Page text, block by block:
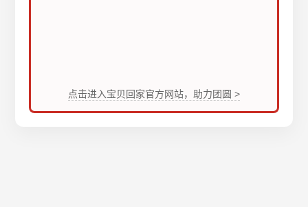
点击进入宝贝回家官方网站，助力团圆 >